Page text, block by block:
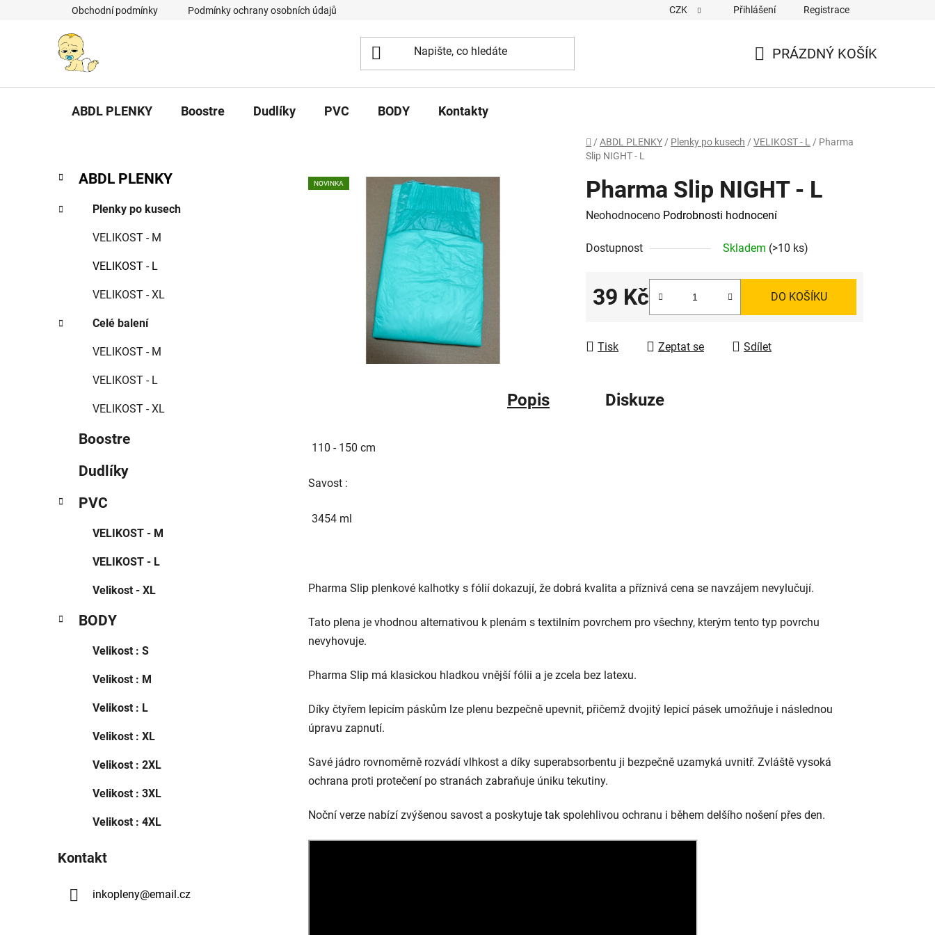
Obchodní podmínky Podmínky ochrany osobních údajů CZK Přihlášení Registrace
PRÁZDNÝ KOŠÍK
ABDL PLENKY Boostre Dudlíky PVC BODY Kontakty
Domů
/ ABDL PLENKY / Plenky po kusech / VELIKOST - L / Pharma
Slip NIGHT - L
P
s
í
p
kategorie
K
a
e
ABDL PLENKY
Plenky po kusech
VELIKOST - M
VELIKOST - L
VELIKOST - XL
Celé balení
VELIKOST - M
VELIKOST - L
VELIKOST - XL
Boostre
Dudlíky
PVC
VELIKOST - M
VELIKOST - L
Velikost - XL
BODY
Velikost : S
Velikost : M
Velikost : L
Velikost : XL
Velikost : 2XL
Velikost : 3XL
Velikost : 4XL
Kontakt
inkopleny@email.cz
Pharma Slip NIGHT - L
Průměrné
produktu
0,0
hvězdiček.
Neohodnoceno Podrobnosti hodnocení
Dostupnost Skladem (>10 ks)
39 Kč
Měrná cena:
DO KOŠÍKU
Tisk Zeptat se Sdílet
NOVINKA
Popis Diskuze
110 - 150 cm
Savost :
3454 ml
Pharma Slip plenkové kalhotky s fólií dokazují, že dobrá kvalita a příznivá cena se navzájem nevylučují.
Tato plena je vhodnou alternativou k plenám s textilním povrchem pro všechny, kterým tento typ povrchu
nevyhovuje.
Pharma Slip má klasickou hladkou vnější fólii a je zcela bez latexu.
Díky čtyřem lepicím páskům lze plenu bezpečně upevnit, přičemž dvojitý lepicí pásek umožňuje i následnou
úpravu zapnutí.
Savé jádro rovnoměrně rozvádí vlhkost a díky superabsorbentu ji bezpečně uzamyká uvnitř. Zvláště vysoká
ochrana proti protečení po stranách zabraňuje úniku tekutiny.
Noční verze nabízí zvýšenou savost a poskytuje tak spolehlivou ochranu i během delšího nošení přes den.